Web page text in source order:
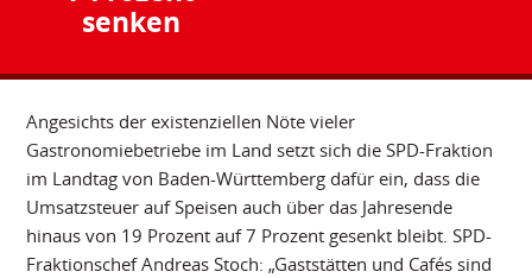
senken
Angesichts der existenziellen Nöte vieler
Gastronomiebetriebe im Land setzt sich die SPD-Fraktion
im Landtag von Baden-Württemberg dafür ein, dass die
Umsatzsteuer auf Speisen auch über das Jahresende
hinaus von 19 Prozent auf 7 Prozent gesenkt bleibt. SPD-
Fraktionschef Andreas Stoch: „Gaststätten und Cafés sind